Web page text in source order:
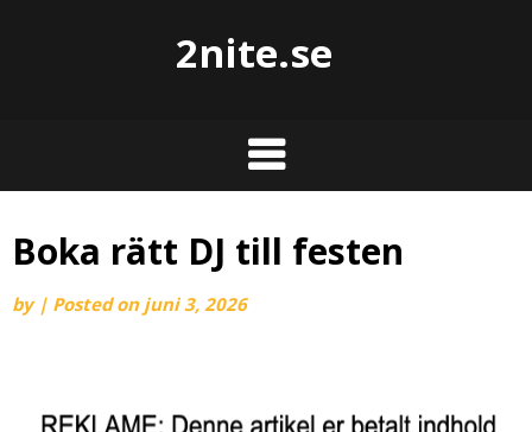
2nite.se
Boka rätt DJ till festen
by | Posted on juni 3, 2026